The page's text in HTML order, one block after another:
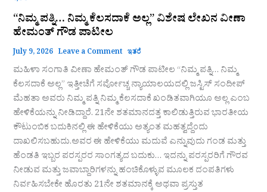
“ನಿಮ್ಮ ಪತ್ನಿ… ನಿಮ್ಮ ಕೆಲಸದಾಕೆ ಅಲ್ಲ” ವಿಶೇಷ ಲೇಖನ ವೀಣಾ
ಹೇಮಂತ್‌ ಗೌಡ ಪಾಟೀಲ
July 9, 2026 Leave a Comment ಇತರೆ
ಮಹಿಳಾ ಸಂಗಾತಿ ವೀಣಾ ಹೇಮಂತ್‌ ಗೌಡ ಪಾಟೀಲ “ನಿಮ್ಮ ಪತ್ನಿ… ನಿಮ್ಮ
ಕೆಲಸದಾಕೆ ಅಲ್ಲ” ಇತ್ತೀಚೆಗೆ ಸರ್ವೋಚ್ಚ ನ್ಯಾಯಾಲಯದಲ್ಲಿ ಜಸ್ಟಿಸ್ ಸಂದೀಪ್
ಮೆಹತಾ ಅವರು ನಿಮ್ಮ ಪತ್ನಿ ನಿಮ್ಮ ಕೆಲಸದಾಕೆ ಖಂಡಿತವಾಗಿಯೂ ಅಲ್ಲ ಎಂಬ
ಹೇಳಿಕೆಯನ್ನು ನೀಡಿದ್ದಾರೆ. 21ನೇ ಶತಮಾನದತ್ತ ಕಾಲಿಡುತ್ತಿರುವ ಭಾರತೀಯ
ಕೌಟುಂಬಿಕ ಬದುಕಿನಲ್ಲಿ ಈ ಹೇಳಿಕೆಯು ಅತ್ಯಂತ ಮಹತ್ವದ್ದೆ೦ದು
ದಾಖಲಿಸಬಹುದು.ಅವರ ಈ ಹೇಳಿಕೆಯು ಮದುವೆ ಎನ್ನುವುದು ಗಂಡ ಮತ್ತು
ಹೆಂಡತಿ ಇಬ್ಬರ ಪರಸ್ಪರರ ಸಾಂಗತ್ಯದ ಬದುಕು… ಇದನ್ನು ಪರಸ್ಪರರಿಗೆ ಗೌರವ
ನೀಡುವ ಮತ್ತು ಜವಾಬ್ದಾರಿಗಳನ್ನು ಹಂಚಿಕೊಳ್ಳುವ ಮೂಲಕ ದಂಪತಿಗಳು
ನಿರ್ವಹಿಸಬೇಕೇ ಹೊರತು 21ನೇ ಶತಮಾನಕ್ಕೆ ಅಥವಾ ಪ್ರಸ್ತುತ